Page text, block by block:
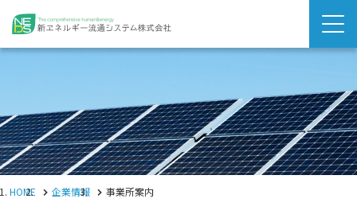
HOME 企業情報 事業所案内